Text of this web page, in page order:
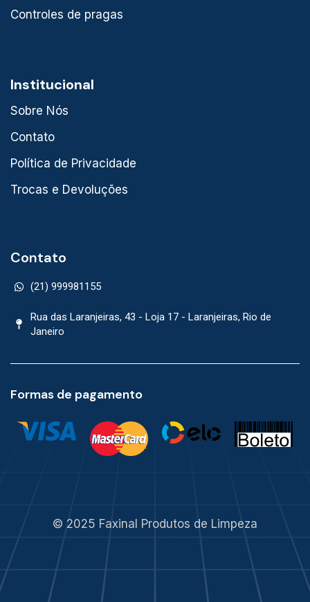
Controles de pragas
Institucional
Sobre Nós
Contato
Política de Privacidade
Trocas e Devoluções
Contato
(21) 999981155
Rua das Laranjeiras, 43 - Loja 17 - Laranjeiras, Rio de
Janeiro
Formas de pagamento
© 2025 Faxinal Produtos de Limpeza